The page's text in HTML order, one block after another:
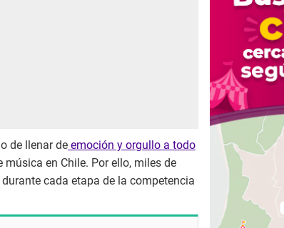
de llenar de emoción y orgullo a todo
en Chile. Por ello, miles de
cada etapa de la competencia